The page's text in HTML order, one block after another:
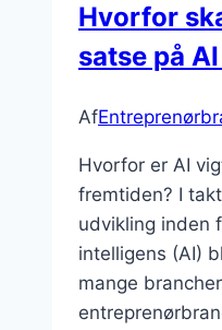
Hvorfor
satse på
Af
Hvorfor er AI
fremtiden? I
udvikling inden
intelligens (AI)
mange